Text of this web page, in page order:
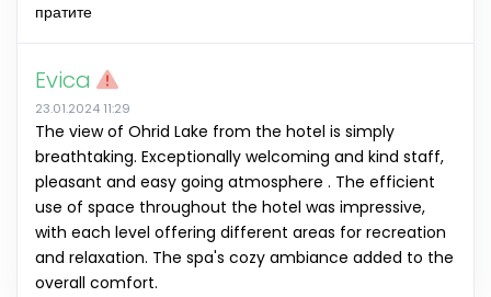
пратите
Evica
23.01.2024 11:29
The view of Ohrid Lake from the hotel is simply
breathtaking. Exceptionally welcoming and kind staff,
pleasant and easy going atmosphere . The efficient
use of space throughout the hotel was impressive,
with each level offering different areas for recreation
and relaxation. The spa's cozy ambiance added to the
overall comfort.